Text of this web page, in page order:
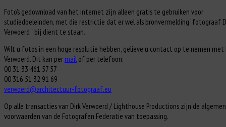
Foto’s gedownload van het internet zijn alleen gratis te gebruiken voor
studiedoeleinden, met die restrictie dat er wel als bronvermelding ‘ fotograaf
Verwoerd ‘ bij dient te staan.
Wilt u foto’s in een hoge resolutie hebben, gelieve u contact op te nemen met
Verwoerd. Dit kan permail of per telefoon:
00 31 33 461 57 57
00 316 51 32 91 69
verwoerd@architectuur-fotograaf.eu
Op alle transacties van Dirk Verwoerd / Lighthouse Productions zijn de
voorwaarden van de Fotografen Federatie van toepassing.